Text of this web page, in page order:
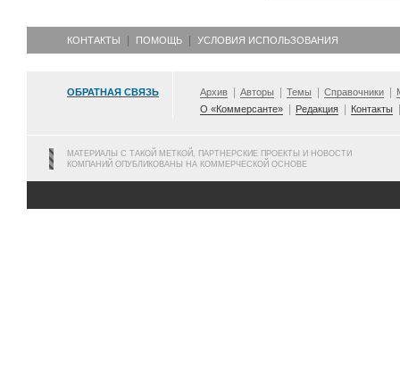
КОНТАКТЫ ПОМОЩЬ УСЛОВИЯ ИСПОЛЬЗОВАНИЯ
ОБРАТНАЯ СВЯЗЬ Архив Авторы Темы Справочники
О «Коммерсанте»
Редакция Контакты
МАТЕРИАЛЫ С ТАКОЙ МЕТКОЙ, ПАРТНЕРСКИЕ ПРОЕКТЫ И НОВОСТИ
КОМПАНИЙ ОПУБЛИКОВАНЫ НА КОММЕРЧЕСКОЙ ОСНОВЕ